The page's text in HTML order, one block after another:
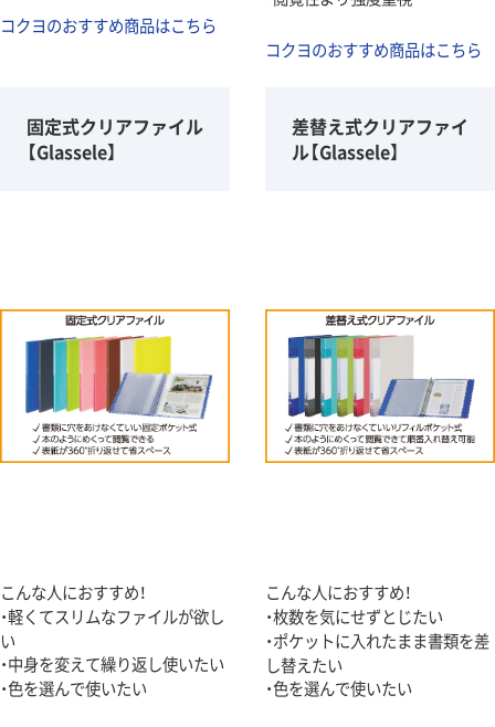
コクヨのおすすめ商品はこちら
コクヨのおすすめ商品はこちら
固定式クリアファイル
【Glassele】
こんな人におすすめ！
・軽くてスリムなファイルが欲し
い
・中身を変えて繰り返し使いたい
・色を選んで使いたい
差替え式クリアファイ
ル【Glassele】
こんな人におすすめ！
・枚数を気にせずとじたい
・ポケットに入れたまま書類を差
し替えたい
・色を選んで使いたい